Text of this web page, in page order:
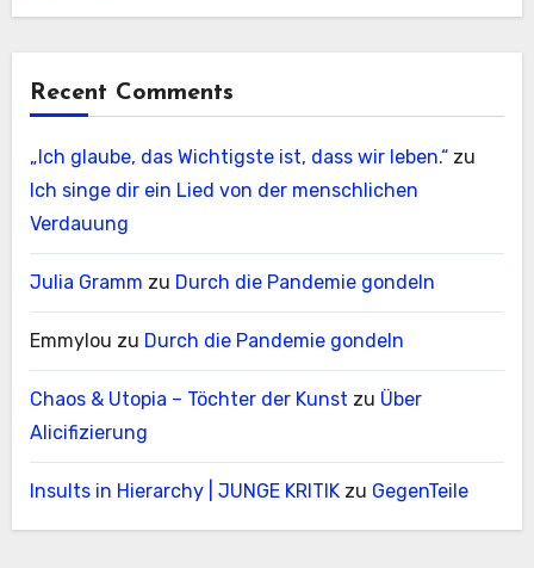
Recent Comments
„Ich glaube, das Wichtigste ist, dass wir leben.“zu
Ich singe dir ein Lied von der menschlichen
Verdauung
Julia Gramm zu Durch die Pandemie gondeln
Emmylou zu Durch die Pandemie gondeln
Chaos & Utopia – Töchter der Kunst zu Über
Alicifizierung
Insults in Hierarchy | JUNGE KRITIKzu GegenTeile